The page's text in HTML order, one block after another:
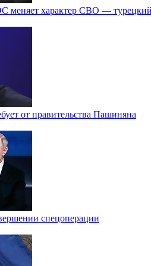
меняет характер СВО —
от правительства Пашиняна
спецоперации